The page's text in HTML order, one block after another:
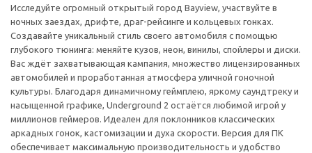
Исследуйте огромный открытый город Bayview, участвуйте в
ночных заездах, дрифте, драг-рейсинге и кольцевых гонках.
Создавайте уникальный стиль своего автомобиля с помощью
глубокого тюнинга: меняйте кузов, неон, винилы, спойлеры и диски.
Вас ждёт захватывающая кампания, множество лицензированных
автомобилей и проработанная атмосфера уличной гоночной
культуры. Благодаря динамичному геймплею, яркому саундтреку и
насыщенной графике, Underground 2 остаётся любимой игрой у
миллионов геймеров. Идеален для поклонников классических
аркадных гонок, кастомизации и духа скорости. Версия для ПК
обеспечивает максимальную производительность и удобство